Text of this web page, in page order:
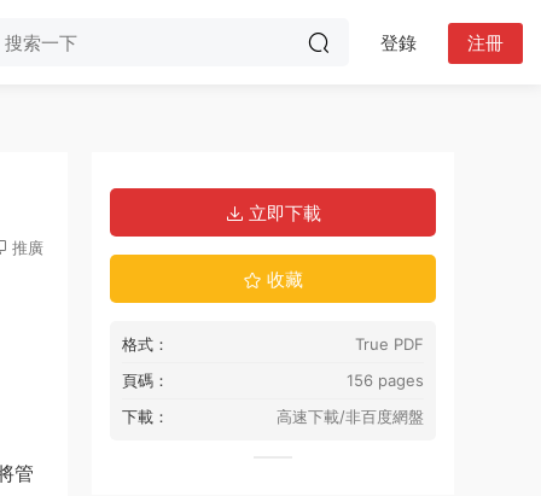
登錄 注冊
推廣
管
立即下載
收藏
格式：
True PDF
頁碼：
156 pages
下載：
高速下載/非百度網盤